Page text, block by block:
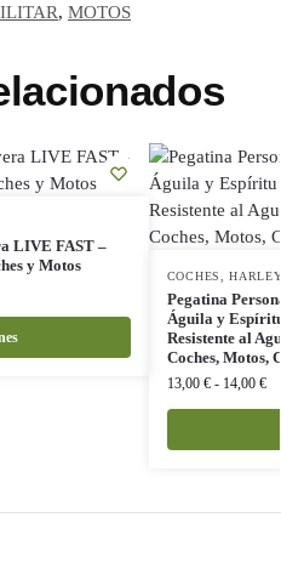
, MOTOS
LIVE FAST –
y Motos
COCHES ,
Pegatina
Águila y
Resistente al
Coches, Motos,
13,00 € - 14,00 €